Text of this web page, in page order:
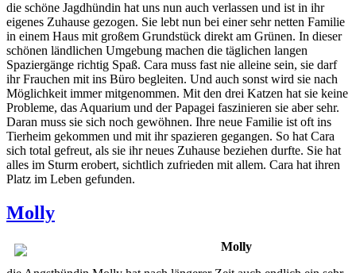
die schöne Jagdhündin hat uns nun auch verlassen und ist in ihr
eigenes Zuhause gezogen. Sie lebt nun bei einer sehr netten Familie
in einem Haus mit großem Grundstück direkt am Grünen. In dieser
schönen ländlichen Umgebung machen die täglichen langen
Spaziergänge richtig Spaß. Cara muss fast nie alleine sein, sie darf
ihr Frauchen mit ins Büro begleiten. Und auch sonst wird sie nach
Möglichkeit immer mitgenommen. Mit den drei Katzen hat sie keine
Probleme, das Aquarium und der Papagei faszinieren sie aber sehr.
Daran muss sie sich noch gewöhnen. Ihre neue Familie ist oft ins
Tierheim gekommen und mit ihr spazieren gegangen. So hat Cara
sich total gefreut, als sie ihr neues Zuhause beziehen durfte. Sie hat
alles im Sturm erobert, sichtlich zufrieden mit allem. Cara hat ihren
Platz im Leben gefunden.
Molly
Molly